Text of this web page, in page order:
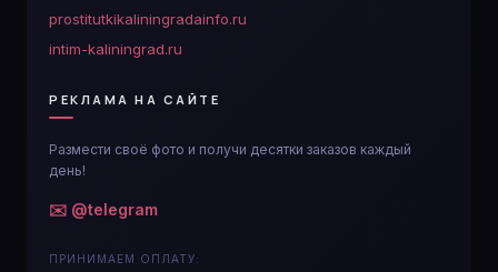
prostitutkikaliningradainfo.ru
intim-kaliningrad.ru
РЕКЛАМА НА САЙТЕ
Размести своё фото и получи десятки заказов каждый
день!
✉️ @telegram
ПРИНИМАЕМ ОПЛАТУ: